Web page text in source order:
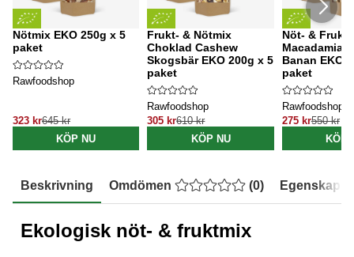
Nötmix EKO 250g x 5
paket
Rawfoodshop
323 kr645 kr
KÖP NU
Frukt- & Nötmix
Choklad Cashew
Skogsbär EKO 200g x 5
paket
Rawfoodshop
305 kr610 kr
KÖP NU
Nöt- &
Macadamia
Banan EKO
paket
Rawfoodshop
275 kr550 kr
KÖP
Beskrivning Omdömen (0) Egenskaper
Ekologisk nöt- & fruktmix